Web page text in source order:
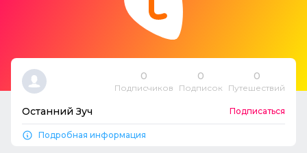
0
Подписчиков
0
Подписок
0
Путешествий
Останний Зуч Подписаться
Подробная информация